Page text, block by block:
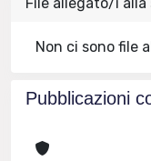
Non ci sono file
Pubblicazioni